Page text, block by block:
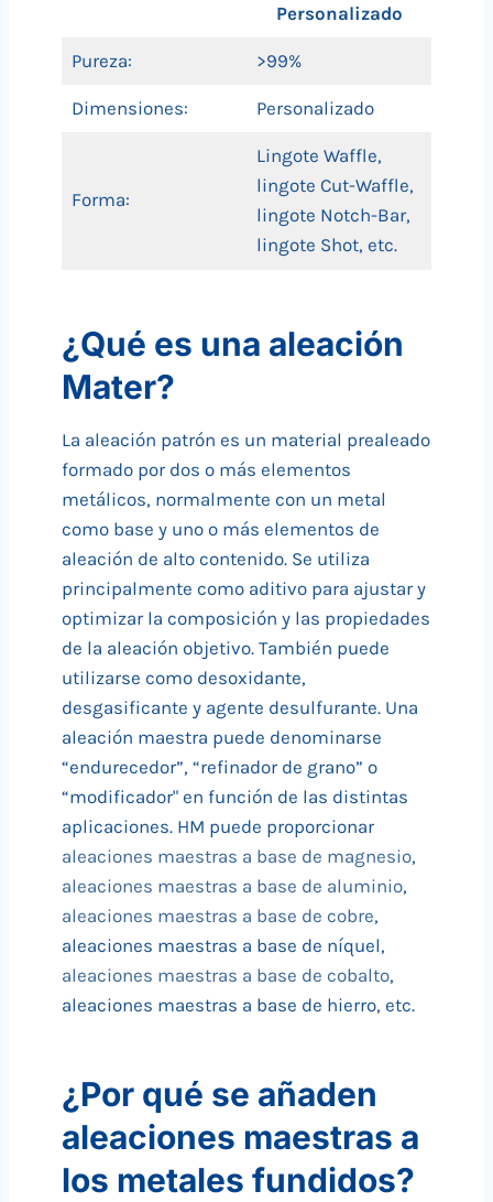
Personalizado
Pureza: >99%
Dimensiones: Personalizado
Forma:
Lingote Waffle,
lingote Cut-Waffle,
lingote Notch-Bar,
lingote Shot, etc.
¿Qué es una aleación
Mater?
La aleación patrón es un material prealeado
formado por dos o más elementos
metálicos, normalmente con un metal
como base y uno o más elementos de
aleación de alto contenido. Se utiliza
principalmente como aditivo para ajustar y
optimizar la composición y las propiedades
de la aleación objetivo. También puede
utilizarse como desoxidante,
desgasificante y agente desulfurante. Una
aleación maestra puede denominarse
“endurecedor”, “refinador de grano” o
“modificador" en función de las distintas
aplicaciones. HM puede proporcionar
aleaciones maestras a base de magnesio,
aleaciones maestras a base de aluminio,
aleaciones maestras a base de cobre,
aleaciones maestras a base de níquel,
aleaciones maestras a base de cobalto,
aleaciones maestras a base de hierro, etc.
¿Por qué se añaden
aleaciones maestras a
los metales fundidos?